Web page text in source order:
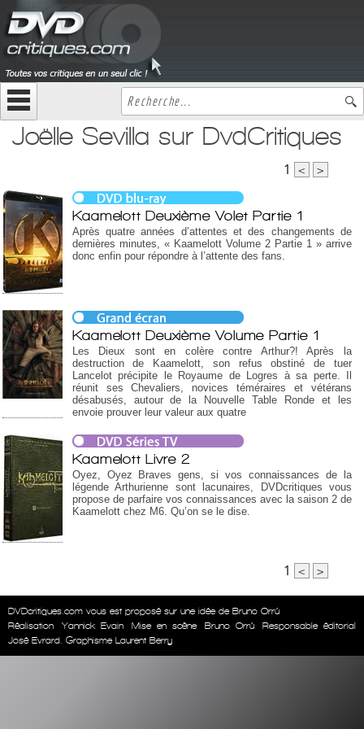
Joëlle Sevilla sur DvdCritiques
1 < >
Kaamelott Deuxième Volet Partie 1
Après quatre années d’attentes et des changements de
dernières minutes, « Kaamelott Volume 2 Partie 1 » arrive
donc enfin pour répondre à l’attente des fans.
Kaamelott Deuxième Volume Partie 1
Les Dieux sont en colère contre Arthur?! Après la
destruction de Kaamelott, son refus obstiné de tuer
Lancelot précipite le Royaume de Logres à sa perte. Il
réunit ses Chevaliers, novices téméraires et vétérans
désabusés, autour de la Nouvelle Table Ronde et les
envoie prouver leur valeur aux quatre
Kaamelott Livre 2
Oyez, Oyez Braves gens, si vos connaissances de la
légende Arthurienne sont lacunaires, DVDcritiques vous
propose de parfaire vos connaissances avec la saison 2 de
Kaamelott chez M6. Qu’on se le dise.
1 < >
DVDcritiques.com vous est proposé sur une idée de Bruno Orrú
Réalisation
Yannick Evain Mise en scène Bruno Orrú
Responsable éditorial
José Evrard. Graphisme Laurent Berry